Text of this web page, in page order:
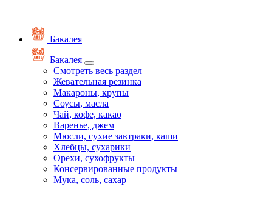
Бакалея
Бакалея
Смотреть весь раздел
Жевательная резинка
Макароны, крупы
Соусы, масла
Чай, кофе, какао
Варенье, джем
Мюсли, сухие завтраки, каши
Хлебцы, сухарики
Орехи, сухофрукты
Консервированные продукты
Мука, соль, сахар